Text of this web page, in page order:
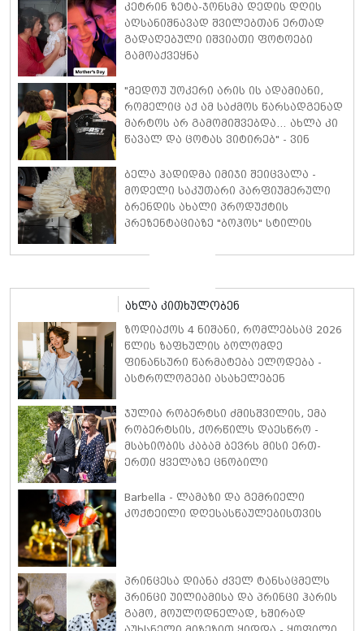
კეტრინ ზეტა-ჯონსმა დედის დღის
აღსანიშნავად შვილებთან ერთად
გადაღებული იშვიათი ფოტოები
გამოაქვეყნა
"მედოუ უოკერი არის ის ადამიანი,
რომელიც აქ ამ საძმოს წარსადგენად
მარტოს არ გამომიშვებდა… ახლა კი
წავალ და ცოტას ვიტირებ" - ვინ
პოლ უოკერის ქალიშვილს ემოციური
სიტყვებით მიმართავს
ბელა ჰადიდმა იმიჯი შეიცვალა -
მოდელი საკუთარი პარფიუმერული
ბრენდის ახალი პროდუქტის
პრეზენტაციაზე "ბოჰოს" სტილის
მინიკაბით გამოჩნდა
ახლა კითხულობენ
ზოდიაქოს 4 ნიშანი, რომლებსაც 2026
წლის ზაფხულის ბოლომდე
ფინანსური წარმატება ელოდება -
ასტროლოგები ასახელებენ
ჯულია რობერტსი ძმისშვილის, ემა
რობერტსის, ქორწილს დაესწრო -
მსახიობის კაბამ ბევრს მისი ერთ-
ერთი ყველაზე ცნობილი
საკულტო სტილი გაახსენა
Barbella - ლამაზი და გემრიელი
კოქტეილი დღესასწაულებისთვის
პრინცესა დიანა ძველ ტანსაცმელს
პრინცი უილიამისა და პრინცი ჰარის
გამო, მოულოდნელად, ხშირად